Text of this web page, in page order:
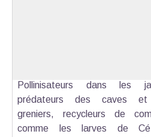
Pollinisateurs dans les
prédateurs des caves
greniers, recycleurs de
comme les larves de